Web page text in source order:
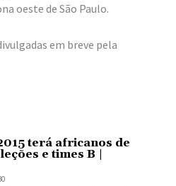
oeste de São Paulo.
em breve pela
terá africanos de
e times B |